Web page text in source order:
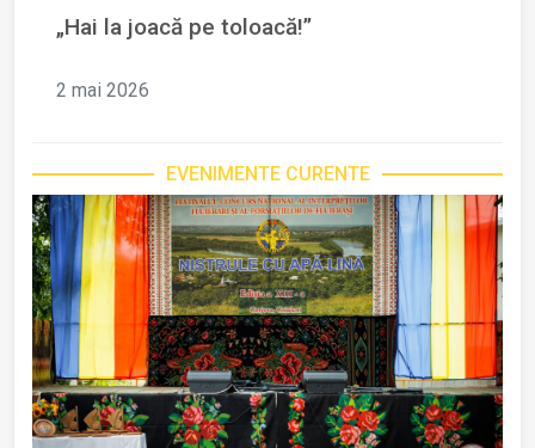
„Hai la joacă pe toloacă!”
2 mai 2026
EVENIMENTE CURENTE